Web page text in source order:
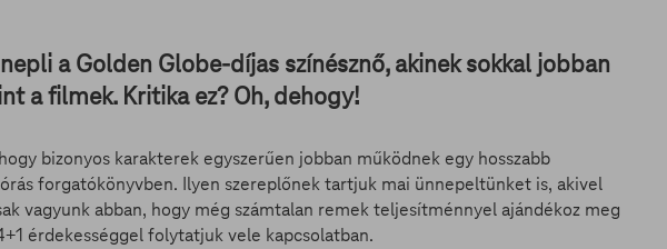
a Golden Globe-díjas színésznő, akinek sokkal jobban
a filmek. Kritika ez? Oh, dehogy!
bizonyos karakterek egyszerűen jobban működnek egy hosszabb
forgatókönyvben. Ilyen szereplőnek tartjuk mai ünnepeltünket is, akivel
vagyunk abban, hogy még számtalan remek teljesítménnyel ajándékoz meg
érdekességgel folytatjuk vele kapcsolatban.